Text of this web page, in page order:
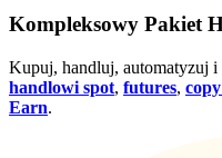
Kompleksowy Pakiet
Kupuj, handluj, automatyzuj
handlowi spot, futures,
Earn.